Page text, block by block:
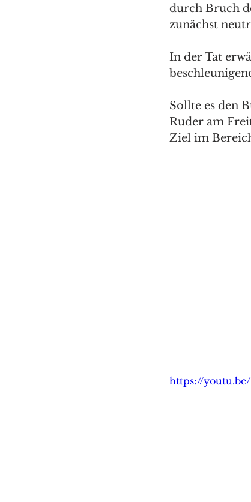
durch Bruch
zunächst
In der Tat
Sollte es den
Ruder am
Ziel im
https://